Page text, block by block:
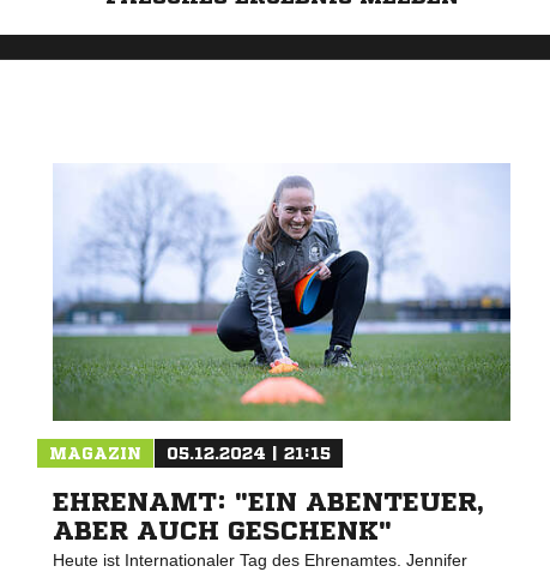
MAGAZIN 05.12.2024 | 21:15
EHRENAMT: "EIN ABENTEUER,
ABER AUCH GESCHENK"
Heute ist Internationaler Tag des Ehrenamtes. Jennifer